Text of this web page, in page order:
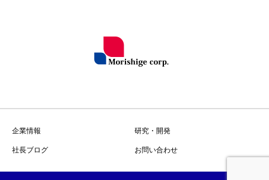
企業情報 研究・開発
社長ブログ お問い合わせ